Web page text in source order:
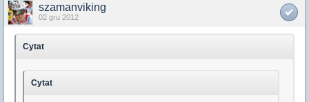
szamanviking
02 gru 2012
Cytat
Cytat